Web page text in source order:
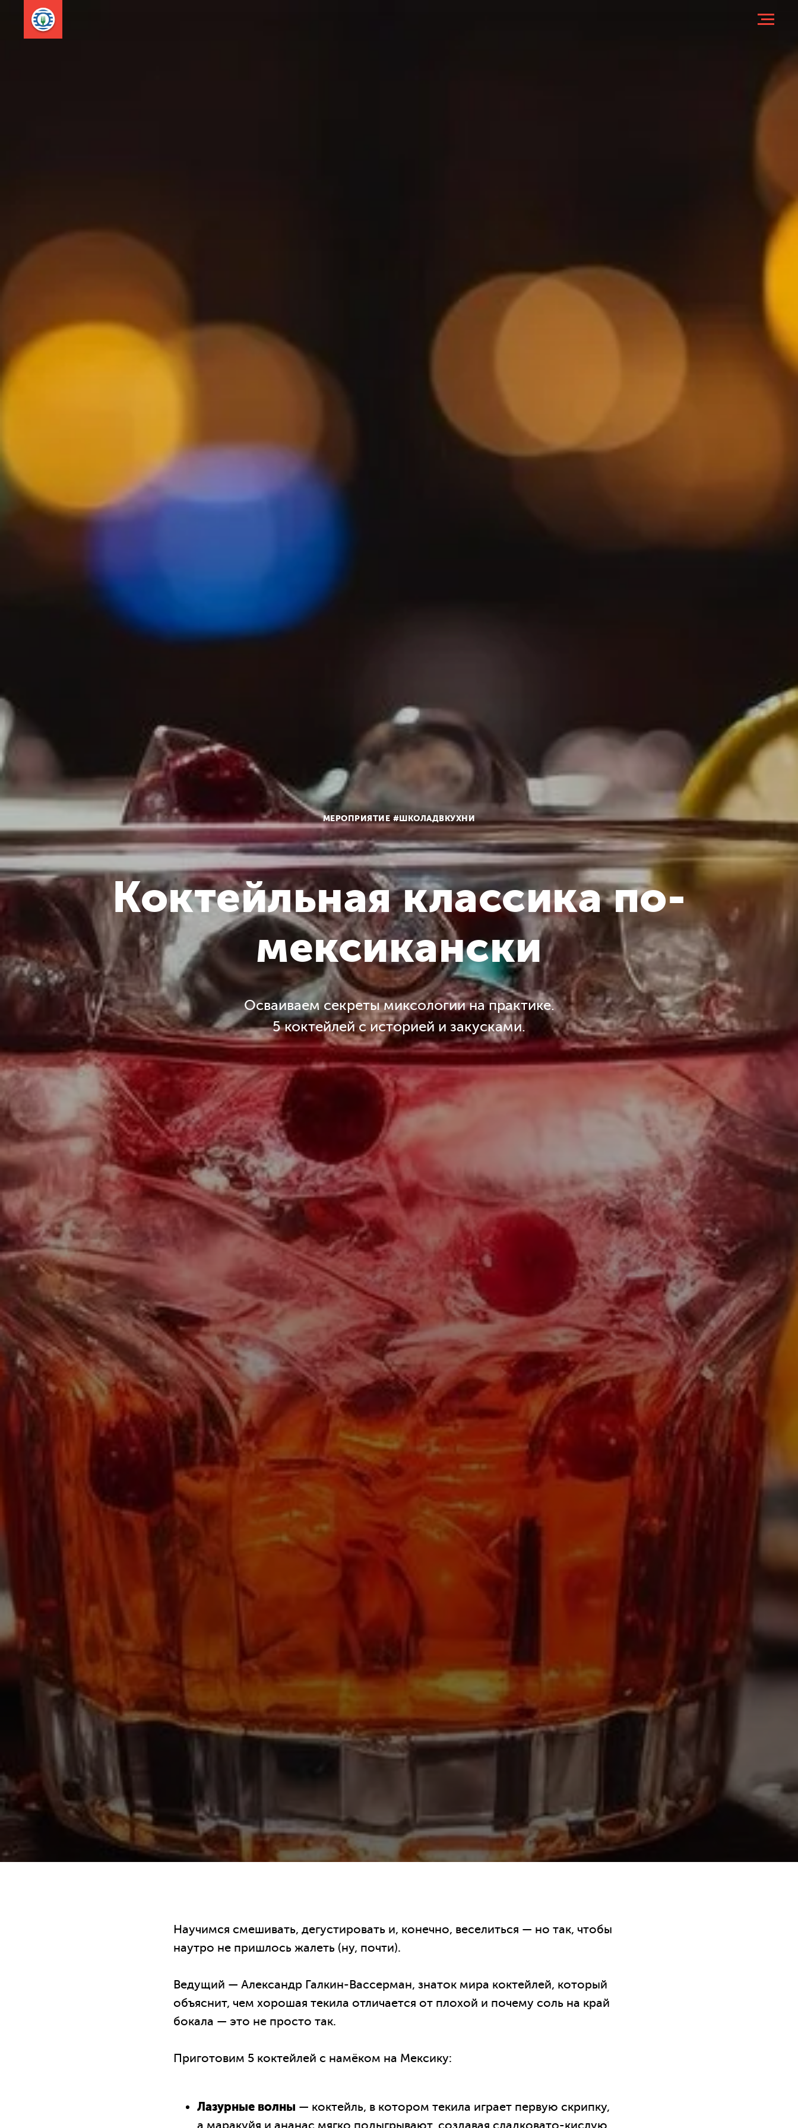
МЕРОПРИЯТИЕ #ШКОЛАДВКУХНИ
Коктейльная классика по-
мексикански
Осваиваем секреты миксологии на практике.
5 коктейлей с историей и закусками.
Научимся смешивать, дегустировать и, конечно, веселиться — но так, чтобы
наутро не пришлось жалеть (ну, почти).
Ведущий — Александр Галкин-Вассерман, знаток мира коктейлей, который
объяснит, чем хорошая текила отличается от плохой и почему соль на край
бокала — это не просто так.
Приготовим 5 коктейлей с намёком на Мексику:
Лазурные волны — коктейль, в котором текила играет первую скрипку,